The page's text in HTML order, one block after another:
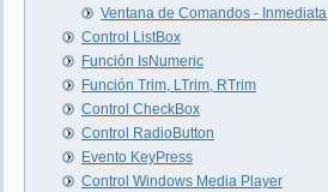
Ventana de Comandos - Inmediata
Control ListBox
Función IsNumeric
Función Trim, LTrim, RTrim
Control CheckBox
Control RadioButton
Evento KeyPress
Control Windows Media Player